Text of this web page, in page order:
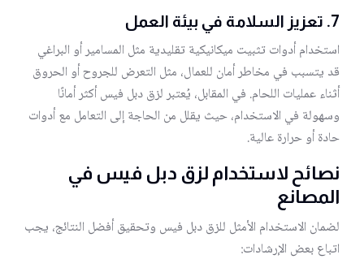
7. تعزيز السلامة في بيئة العمل
استخدام أدوات تثبيت ميكانيكية تقليدية مثل المسامير أو البراغي
قد يتسبب في مخاطر أمان للعمال، مثل التعرض للجروح أو الحروق
أثناء عمليات اللحام. في المقابل، يُعتبر لزق دبل فيس أكثر أمانًا
وسهولة في الاستخدام، حيث يقلل من الحاجة إلى التعامل مع أدوات
حادة أو حرارة عالية.
نصائح لاستخدام لزق دبل فيس في
المصانع
لضمان الاستخدام الأمثل للزق دبل فيس وتحقيق أفضل النتائج، يجب
اتباع بعض الإرشادات: